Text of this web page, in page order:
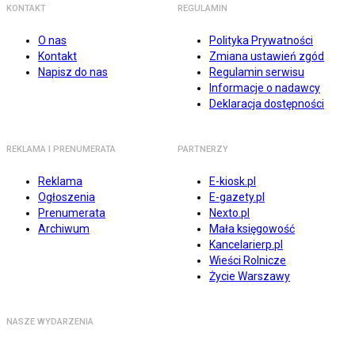
KONTAKT
O nas
Kontakt
Napisz do nas
REGULAMIN
Polityka Prywatności
Zmiana ustawień zgód
Regulamin serwisu
Informacje o nadawcy
Deklaracja dostępności
REKLAMA I PRENUMERATA
Reklama
Ogłoszenia
Prenumerata
Archiwum
PARTNERZY
E-kiosk.pl
E-gazety.pl
Nexto.pl
Mała księgowość
Kancelarierp.pl
Wieści Rolnicze
Życie Warszawy
NASZE WYDARZENIA